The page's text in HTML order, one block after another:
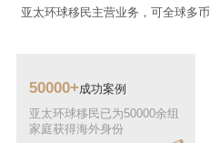
亚太环球移民主营业务，可全球多
50000+成功案例
亚太环球移民已为50000余组
家庭获得海外身份